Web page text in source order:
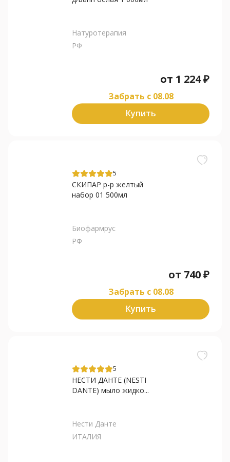
Натуротерапия
РФ
от 1 224₽
Забрать c 08.08
Купить
5
СКИПАР р-р желтый
набор 01 500мл
Биофармрус
РФ
от 740₽
Забрать c 08.08
Купить
5
НЕСТИ ДАНТЕ (NESTI
DANTE) мыло жидко...
Нести Данте
ИТАЛИЯ